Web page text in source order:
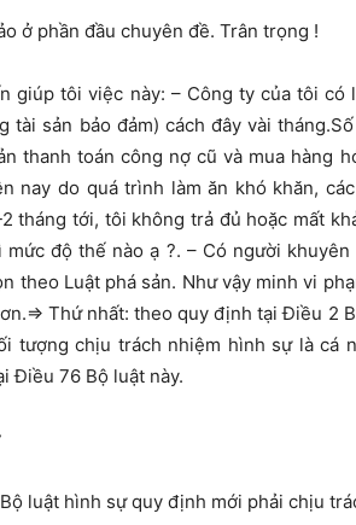
ở phần đầu chuyên đề. Trân trọng !
giúp tôi việc này: – Công ty của tôi có
tài sản bảo đảm) cách đây vài
thanh toán công nợ cũ và mua hàng
nay do quá trình làm ăn khó khăn,
tháng tới, tôi không trả đủ hoặc mất
độ thế nào ạ ?. – Có người
theo Luật phá sản. Như vậy minh vi
Thứ nhất: theo quy định tại Điều 2
tượng chịu trách nhiệm hình sự là cá
Điều 76 Bộ luật này.
luật hình sự quy định mới phải chịu